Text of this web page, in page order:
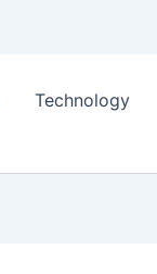
Technology